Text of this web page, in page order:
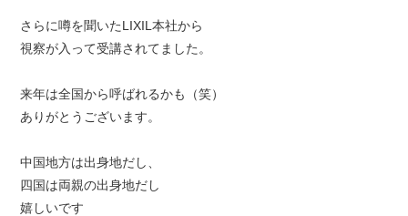
さらに噂を聞いたLIXIL本社から
視察が入って受講されてました。
来年は全国から呼ばれるかも（笑）
ありがとうございます。
中国地方は出身地だし、
四国は両親の出身地だし
嬉しいです